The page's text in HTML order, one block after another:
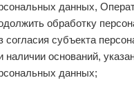
данных,
обработку
согласия субъекта
наличии оснований,
данных;